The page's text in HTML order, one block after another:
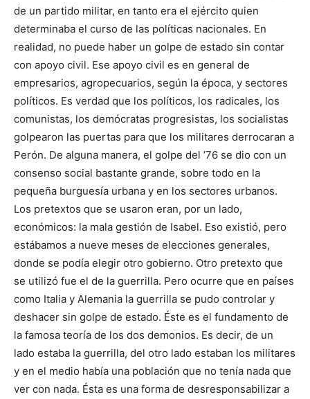
de un partido militar, en tanto era el ejército quien
determinaba el curso de las políticas nacionales. En
realidad, no puede haber un golpe de estado sin contar
con apoyo civil. Ese apoyo civil es en general de
empresarios, agropecuarios, según la época, y sectores
políticos. Es verdad que los políticos, los radicales, los
comunistas, los demócratas progresistas, los socialistas
golpearon las puertas para que los militares derrocaran a
Perón. De alguna manera, el golpe del ’76 se dio con un
consenso social bastante grande, sobre todo en la
pequeña burguesía urbana y en los sectores urbanos.
Los pretextos que se usaron eran, por un lado,
económicos: la mala gestión de Isabel. Eso existió, pero
estábamos a nueve meses de elecciones generales,
donde se podía elegir otro gobierno. Otro pretexto que
se utilizó fue el de la guerrilla. Pero ocurre que en países
como Italia y Alemania la guerrilla se pudo controlar y
deshacer sin golpe de estado. Éste es el fundamento de
la famosa teoría de los dos demonios. Es decir, de un
lado estaba la guerrilla, del otro lado estaban los militares
y en el medio había una población que no tenía nada que
ver con nada. Ésta es una forma de desresponsabilizar a